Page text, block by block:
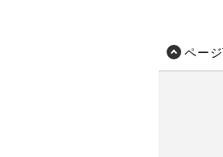
ペー